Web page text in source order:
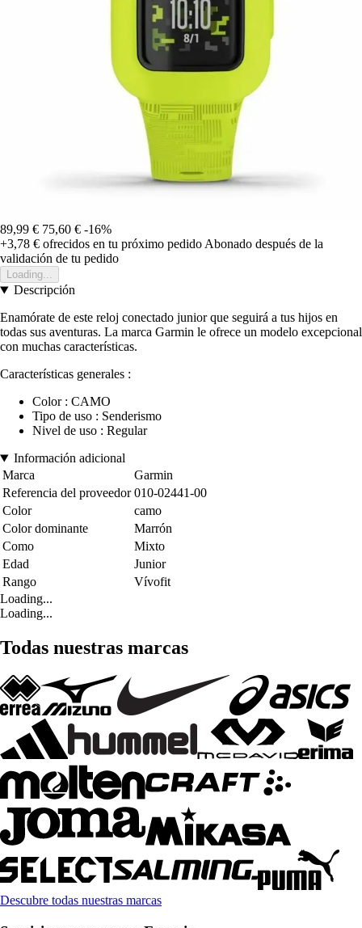
89,99 € 75,60 € -16%
+3,78 € ofrecidos en tu próximo pedido Abonado después de la
validación de tu pedido
Loading...
Descripción
Enamórate de este reloj conectado junior que seguirá a tus hijos en
todas sus aventuras. La marca Garmin le ofrece un modelo excepcional
con muchas características.
Características generales :
Color : CAMO
Tipo de uso : Senderismo
Nivel de uso : Regular
Información adicional
Marca
Garmin
Referencia del proveedor 010-02441-00
Color
camo
Color dominante
Marrón
Como
Mixto
Edad
Junior
Rango
Vívofit
Loading...
Loading...
Todas nuestras marcas
Descubre todas nuestras marcas